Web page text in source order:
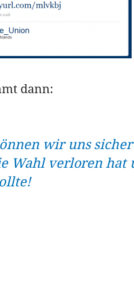
dann:
wir uns
Wahl verloren hat